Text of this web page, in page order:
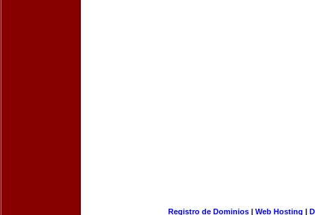
Registro de Dominios| Web Hosting |